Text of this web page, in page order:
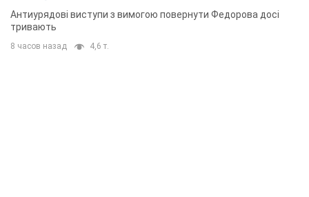
Антиурядові виступи з вимогою повернути Федорова досі
тривають
8 часов назад 4,6 т.